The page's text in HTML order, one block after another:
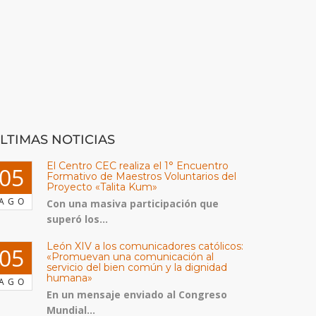
NOTICIAS
El Centro CEC realiza el 1° Encuentro
Formativo de Maestros Voluntarios del
Proyecto «Talita Kum»
Con una masiva participación que
superó los...
León XIV a los comunicadores católicos:
«Promuevan una comunicación al
servicio del bien común y la dignidad
humana»
En un mensaje enviado al Congreso
Mundial...